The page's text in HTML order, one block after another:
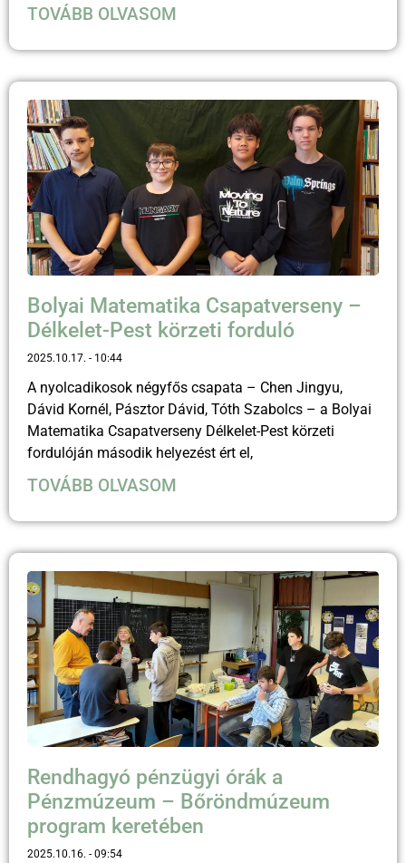
TOVÁBB OLVASOM
Bolyai Matematika Csapatverseny –
Délkelet-Pest körzeti forduló
2025.10.17. 10:44
A nyolcadikosok négyfős csapata – Chen Jingyu,
Dávid Kornél, Pásztor Dávid, Tóth Szabolcs – a Bolyai
Matematika Csapatverseny Délkelet-Pest körzeti
fordulóján második helyezést ért el,
TOVÁBB OLVASOM
Rendhagyó pénzügyi órák a
Pénzmúzeum – Bőröndmúzeum
program keretében
2025.10.16. 09:54